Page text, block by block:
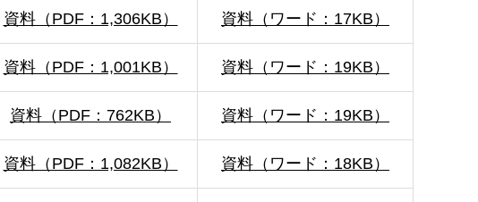
資料（PDF：1,306KB） 資料（ワード：17KB）
資料（PDF：1,001KB） 資料（ワード：19KB）
資料（PDF：762KB） 資料（ワード：19KB）
資料（PDF：1,082KB） 資料（ワード：18KB）